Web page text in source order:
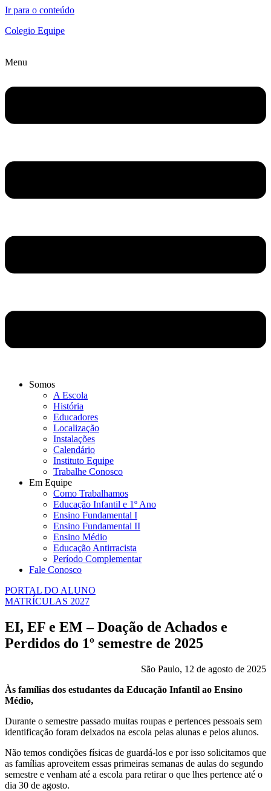
Ir para o conteúdo
Colegio Equipe
Menu
Somos
A Escola
História
Educadores
Localização
Instalações
Calendário
Instituto Equipe
Trabalhe Conosco
Em Equipe
Como Trabalhamos
Educação Infantil e 1º Ano
Ensino Fundamental I
Ensino Fundamental II
Ensino Médio
Educação Antirracista
Período Complementar
Fale Conosco
PORTAL DO ALUNO
MATRÍCULAS 2027
EI, EF e EM – Doação de Achados e
Perdidos do 1º semestre de 2025
São Paulo, 12 de agosto de 2025
Às famílias dos estudantes da Educação Infantil ao Ensino
Médio,
Durante o semestre passado muitas roupas e pertences pessoais sem
identificação foram deixados na escola pelas alunas e pelos alunos.
Não temos condições físicas de guardá-los e por isso solicitamos que
as famílias aproveitem essas primeiras semanas de aulas do segundo
semestre e venham até a escola para retirar o que lhes pertence até o
dia 30 de agosto.